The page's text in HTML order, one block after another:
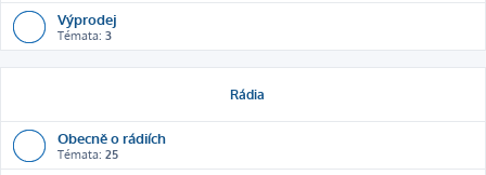
Výprodej
Témata: 3
Rádia
Obecně o rádiích
Témata: 25